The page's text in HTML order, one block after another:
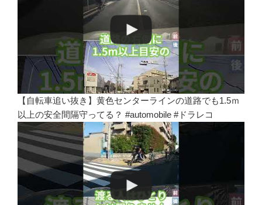
【自転車追い抜き】黄色センターラインの道路でも1.5ｍ
以上の安全間隔守ってる？ #automobile #ドラレコ